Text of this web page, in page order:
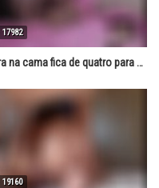
17982
Loira na cama fica de quatro para o cão da família
19160